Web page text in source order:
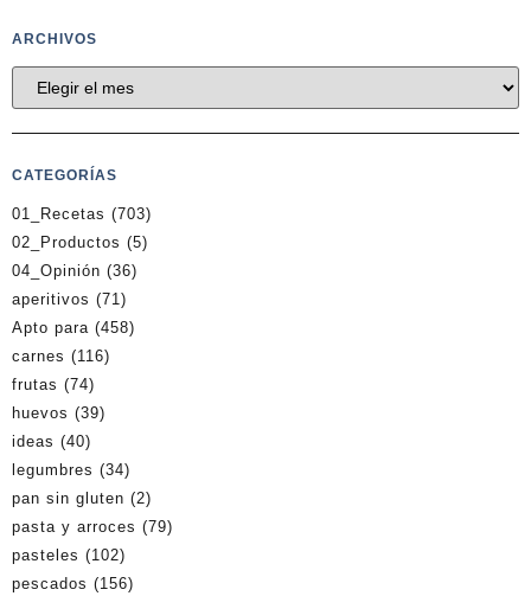
ARCHIVOS
CATEGORÍAS
01_Recetas (703)
02_Productos (5)
04_Opinión (36)
aperitivos (71)
Apto para (458)
carnes (116)
frutas (74)
huevos (39)
ideas (40)
legumbres (34)
pan sin gluten (2)
pasta y arroces (79)
pasteles (102)
pescados (156)